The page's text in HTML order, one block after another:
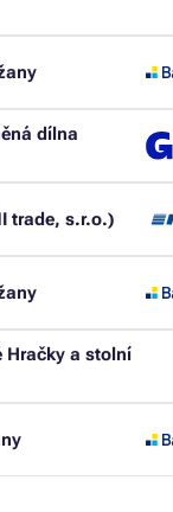
dílna
trade, s.r.o.)
Hračky a stolní